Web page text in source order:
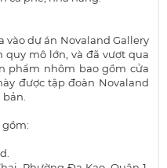
vào dự án Novaland Gallery
mô lớn, và đã vượt qua
phẩm nhôm bao gồm cửa
được tập đoàn Novaland
gồm: